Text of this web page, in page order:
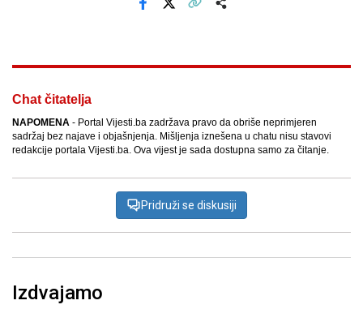
Chat čitatelja
NAPOMENA - Portal Vijesti.ba zadržava pravo da obriše neprimjeren
sadržaj bez najave i objašnjenja. Mišljenja iznešena u chatu nisu stavovi
redakcije portala Vijesti.ba. Ova vijest je sada dostupna samo za čitanje.
Pridruži se diskusiji
Izdvajamo